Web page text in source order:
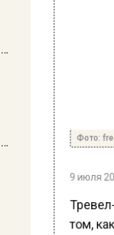
Фото:
9 июля
том,